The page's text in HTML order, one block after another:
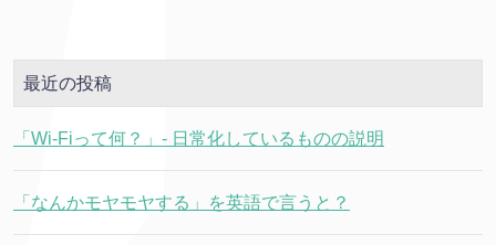
最近の投稿
「Wi-Fiって何？」- 日常化しているものの説明
「なんかモヤモヤする」を英語で言うと？